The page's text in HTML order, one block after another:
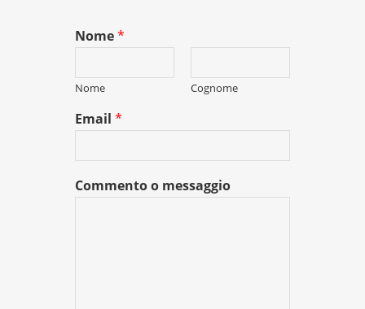
Nome*
Nome Cognome
Email*
Commento o messaggio